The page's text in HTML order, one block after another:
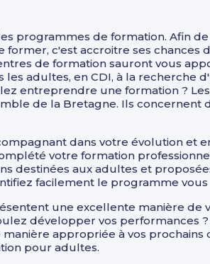
programmes de formation. Afin
c'est accroitre ses chances
de formation sauront vous
adultes, en CDI, à la recherche
entreprendre une formation ?
de la Bretagne. Ils concernent
dans votre évolution et
votre formation
destinées aux adultes et
facilement le programme
une excellente manière de
développer vos performances
appropriée à vos
pour adultes.